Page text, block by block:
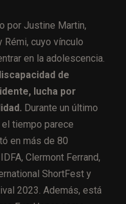
por Justine Martin,
cuyo vínculo
en la adolescencia.
de
lucha por
Durante un último
tiempo parece
en más de 80
Clermont Ferrand,
ShortFest y
2023. Además, está